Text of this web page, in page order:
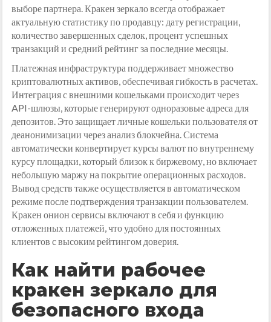
выборе партнера. Кракен зеркало всегда отображает
актуальную статистику по продавцу: дату регистрации,
количество завершенных сделок, процент успешных
транзакций и средний рейтинг за последние месяцы.
Платежная инфраструктура поддерживает множество
криптовалютных активов, обеспечивая гибкость в расчетах.
Интеграция с внешними кошельками происходит через
API-шлюзы, которые генерируют одноразовые адреса для
депозитов. Это защищает личные кошельки пользователя от
деанонимизации через анализ блокчейна. Система
автоматически конвертирует курсы валют по внутреннему
курсу площадки, который близок к биржевому, но включает
небольшую маржу на покрытие операционных расходов.
Вывод средств также осуществляется в автоматическом
режиме после подтверждения транзакции пользователем.
Кракен онион сервисы включают в себя и функцию
отложенных платежей, что удобно для постоянных
клиентов с высоким рейтингом доверия.
Как найти рабочее
кракен зеркало для
безопасного входа